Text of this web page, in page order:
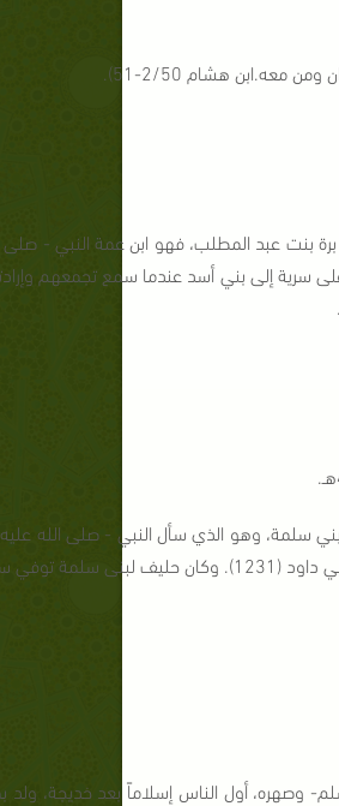
هشام 2/50-51).
سنة 4هـ. اسمه عبد الله بن عبد الأسد، أمه برة بنت عبد المطلب،
سرية إلى بني أسد عندما سمع تجمعهم
سلمة، وهو الذي سأل النبي - صلى الله
توفي سنة 54هـ.
وسلم- وصهره، أول الناس إسلاماً بعد خديجة،